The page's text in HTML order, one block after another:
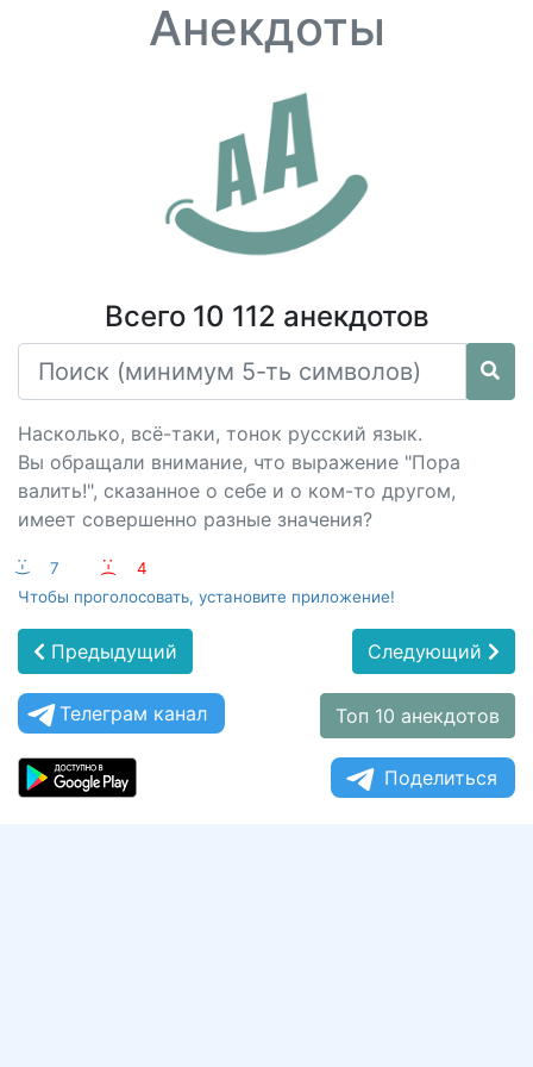
Анекдоты
Всего 10 112 анекдотов
Насколько, всё-таки, тонок русский язык.
Вы обращали внимание, что выражение "Пора
валить!", сказанное о себе и о ком-то другом,
имеет совершенно разные значения?
:-) 7 :-(
4
Чтобы проголосовать, установите приложение!
Предыдущий Следующий
Телеграм канал Топ 10 анекдотов
Поделиться